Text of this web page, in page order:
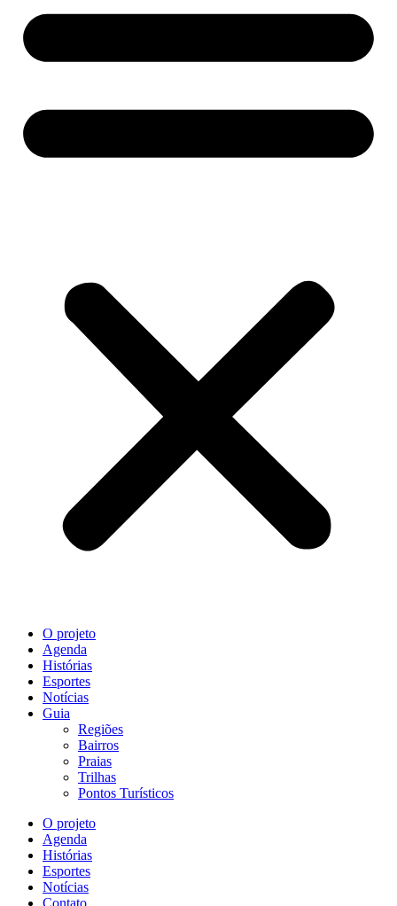
O projeto
Agenda
Histórias
Esportes
Notícias
Guia
Regiões
Bairros
Praias
Trilhas
Pontos Turísticos
O projeto
Agenda
Histórias
Esportes
Notícias
Contato